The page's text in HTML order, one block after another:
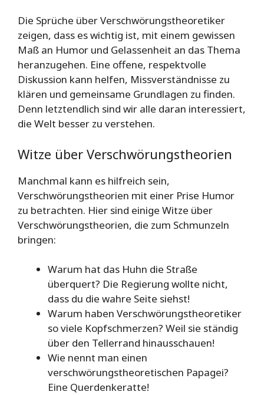
Die Sprüche über Verschwörungstheoretiker
zeigen, dass es wichtig ist, mit einem gewissen
Maß an Humor und Gelassenheit an das Thema
heranzugehen. Eine offene, respektvolle
Diskussion kann helfen, Missverständnisse zu
klären und gemeinsame Grundlagen zu finden.
Denn letztendlich sind wir alle daran interessiert,
die Welt besser zu verstehen.
Witze über Verschwörungstheorien
Manchmal kann es hilfreich sein,
Verschwörungstheorien mit einer Prise Humor
zu betrachten. Hier sind einige Witze über
Verschwörungstheorien, die zum Schmunzeln
bringen:
Warum hat das Huhn die Straße
überquert? Die Regierung wollte nicht,
dass du die wahre Seite siehst!
Warum haben Verschwörungstheoretiker
so viele Kopfschmerzen? Weil sie ständig
über den Tellerrand hinausschauen!
Wie nennt man einen
verschwörungstheoretischen Papagei?
Eine Querdenkeratte!